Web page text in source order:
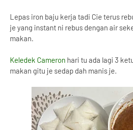
Lepas iron baju kerja tadi Cie terus
je yang instant ni rebus dengan air
makan.
Keledek Cameron hari tu ada lagi 3
makan gitu je sedap dah manis je.